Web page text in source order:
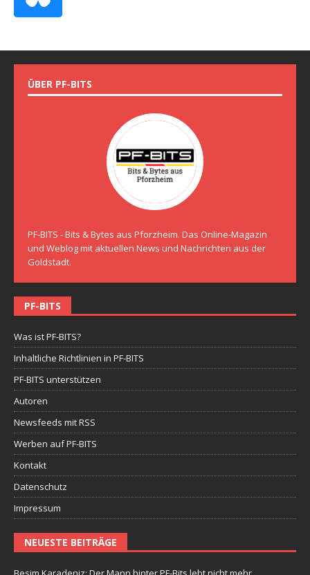
ÜBER PF-BITS
PF-BITS - Bits & Bytes aus Pforzheim. Das Online-Magazin
und Weblog mit aktuellen News und Nachrichten aus der
Goldstadt.
PF-BITS
Was ist PF-BITS?
Inhaltliche Richtlinien in PF-BITS
PF-BITS unterstützen
Autoren
Newsfeeds mit RSS
Werben auf PF-BITS
Kontakt
Datenschutz
Impressum
NEUESTE BEITRÄGE